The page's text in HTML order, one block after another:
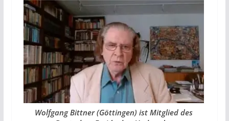
Wolfgang Bittner (Göttingen) ist Mitglied des